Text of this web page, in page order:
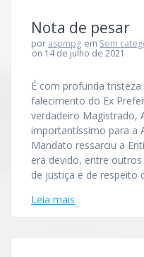
Nota de pesar
por aspmpg em Sem
on 14 de julho de 2021
É com profunda
falecimento do Ex
verdadeiro Magistrado,
importantíssimo para a
Mandato ressarciu a
era devido, entre
de justiça e de respeito
Leia mais